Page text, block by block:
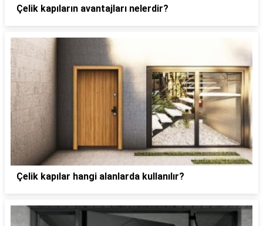
Çelik kapıların avantajları nelerdir?
Çelik kapılar hangi alanlarda kullanılır?